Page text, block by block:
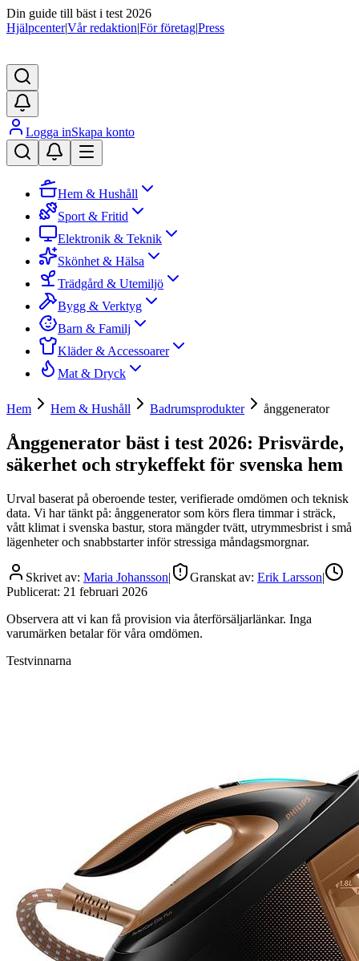
Din guide till bäst i test 2026
Hjälpcenter|Vår redaktion|För företag|Press
Logga inSkapa konto
Hem & Hushåll
Sport & Fritid
Elektronik & Teknik
Skönhet & Hälsa
Trädgård & Utemiljö
Bygg & Verktyg
Barn & Familj
Kläder & Accessoarer
Mat & Dryck
Hem Hem & Hushåll Badrumsprodukter ånggenerator
Ånggenerator bäst i test 2026: Prisvärde,
säkerhet och strykeffekt för svenska hem
Urval baserat på oberoende tester, verifierade omdömen och teknisk
data. Vi har tänkt på: ånggenerator som körs flera timmar i sträck,
vått klimat i svenska bastur, stora mängder tvätt, utrymmesbrist i små
lägenheter och snabbstarter inför stressiga måndagsmorgnar.
Skrivet av: Maria Johansson| Granskat av: Erik Larsson|
Publicerat: 21 februari 2026
Observera att vi kan få provision via återförsäljarlänkar. Inga
varumärken betalar för våra omdömen.
Testvinnarna